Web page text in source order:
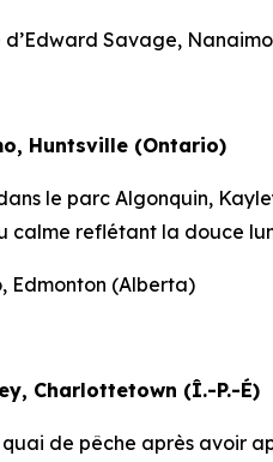
Savage,
Huntsville (Ontario)
le parc Algonquin,
calme reflétant la douce
Edmonton (Alberta)
Charlottetown (Î.-P.-É)
de pêche après avoir